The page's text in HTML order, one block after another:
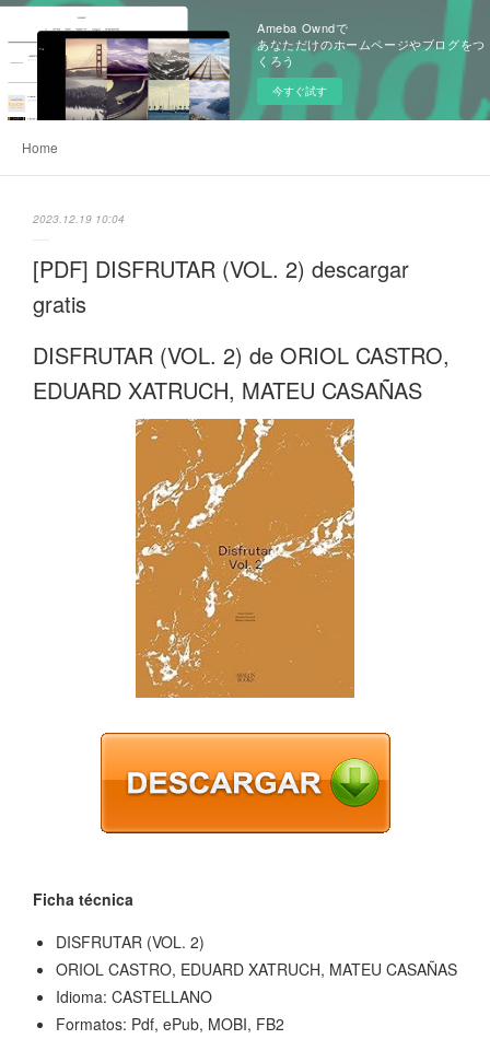
Ameba Owndで
あなただけのホームページやブログをつ
くろう
今すぐ試す
Home
2023.12.19 10:04
[PDF] DISFRUTAR (VOL. 2) descargar
gratis
DISFRUTAR (VOL. 2) de ORIOL CASTRO,
EDUARD XATRUCH, MATEU CASAÑAS
Ficha técnica
DISFRUTAR (VOL. 2)
ORIOL CASTRO, EDUARD XATRUCH, MATEU CASAÑAS
Idioma: CASTELLANO
Formatos: Pdf, ePub, MOBI, FB2